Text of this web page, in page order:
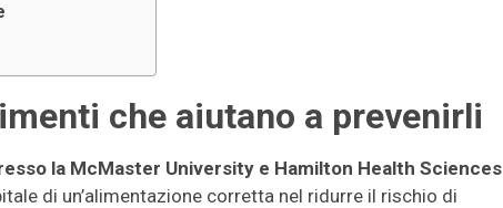
che aiutano a prevenirli
la McMaster University e Hamilton Health Sciences
di un’alimentazione corretta nel ridurre il rischio di